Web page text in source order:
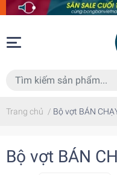
Trang chủ / Bộ vợt BÁN
Bộ vợt BÁN